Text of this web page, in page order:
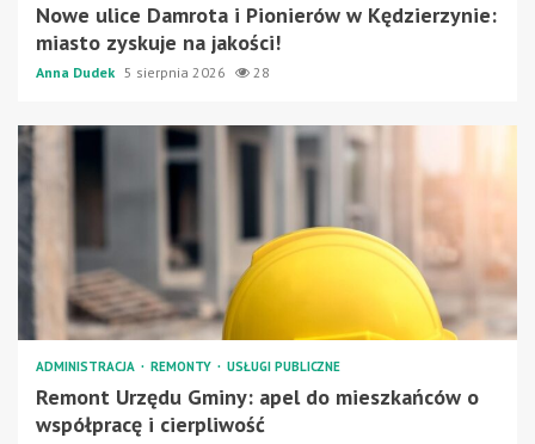
Nowe ulice Damrota i Pionierów w Kędzierzynie:
miasto zyskuje na jakości!
Anna Dudek 5 sierpnia 2026 28
ADMINISTRACJA REMONTY USŁUGI PUBLICZNE
Remont Urzędu Gminy: apel do mieszkańców o
współpracę i cierpliwość